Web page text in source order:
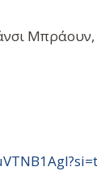
Μπράουν,